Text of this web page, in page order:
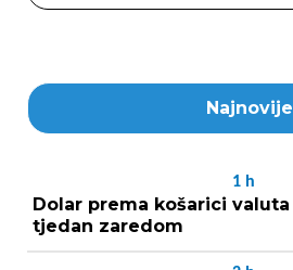
Najnovije
1 h
Dolar prema košarici
tjedan zaredom